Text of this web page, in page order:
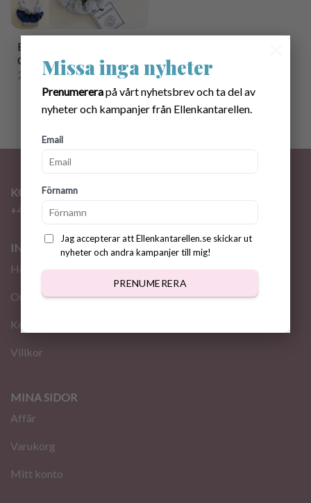
Missa inga nyheter
Prenumererapå vårt nyhetsbrev och ta del av
nyheter och kampanjer från Ellenkantarellen.
Email
Förnamn
Jag accepterar att Ellenkantarellen.se skickar ut
nyheter och andra kampanjer till mig!
PRENUMERERA
Etiketter till Scrunchies +
Gratis virkmönster
25.00kr
KONTAKT
+46 72 310 46 48
INFORMATION
Hem
Om oss
Kontakt
Villkor
MINA SIDOR
Affär
Varukorg
Mitt konto